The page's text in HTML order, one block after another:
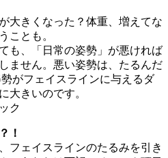
大きくなった？体重、増えてな
ことも。
も、「日常の姿勢」が悪ければ
ません。悪い姿勢は、たるんだ
がフェイスラインに与えるダ
大きいのです。
ク
！
フェイスラインのたるみを引き